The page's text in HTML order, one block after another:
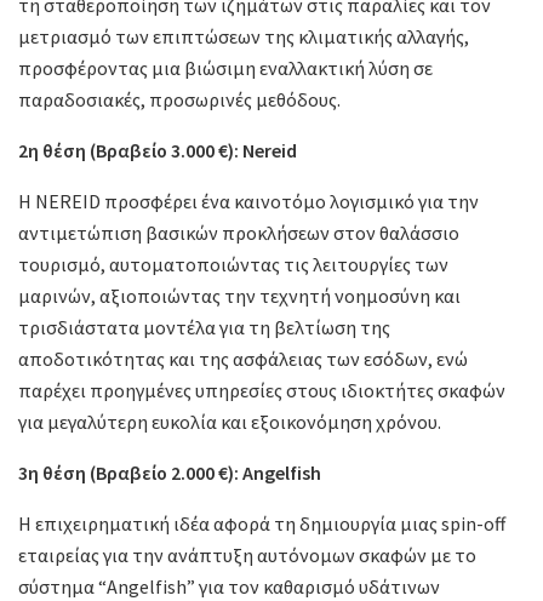
μετριασμό των επιπτώσεων της κλιματικής αλλαγής,
προσφέροντας μια βιώσιμη εναλλακτική λύση σε
παραδοσιακές, προσωρινές μεθόδους.
2η θέση (Βραβείο 3.000 €): Nereid
Η NEREID προσφέρει ένα καινοτόμο λογισμικό για την
αντιμετώπιση βασικών προκλήσεων στον θαλάσσιο
τουρισμό, αυτοματοποιώντας τις λειτουργίες των
μαρινών, αξιοποιώντας την τεχνητή νοημοσύνη και
τρισδιάστατα μοντέλα για τη βελτίωση της
αποδοτικότητας και της ασφάλειας των εσόδων, ενώ
παρέχει προηγμένες υπηρεσίες στους ιδιοκτήτες σκαφών
για μεγαλύτερη ευκολία και εξοικονόμηση χρόνου.
3η θέση (Βραβείο 2.000 €): Angelfish
Η επιχειρηματική ιδέα αφορά τη δημιουργία μιας spin-off
εταιρείας για την ανάπτυξη αυτόνομων σκαφών με το
σύστημα “Angelfish” για τον καθαρισμό υδάτινων